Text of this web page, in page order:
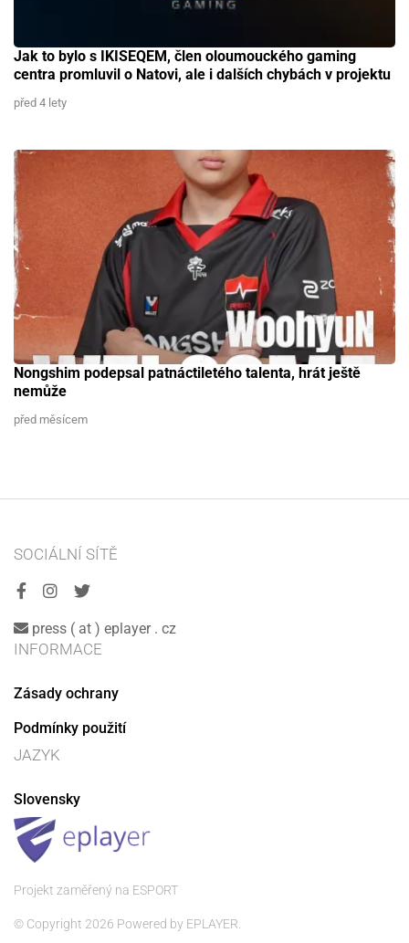
Jak to bylo s IKISEQEM, člen oloumouckého gaming
centra promluvil o Natovi, ale i dalších chybách v projektu
před 4 lety
Nongshim podepsal patnáctiletého talenta, hrát ještě
nemůže
před měsícem
SOCIÁLNÍ SÍTĚ
press ( at ) eplayer . cz
INFORMACE
Zásady ochrany
Podmínky použití
JAZYK
Slovensky
Projekt zaměřený na ESPORT
© Copyright 2026 Powered by EPLAYER.